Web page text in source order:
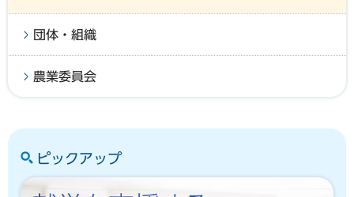
団体・組織
農業委員会
ピックアップ